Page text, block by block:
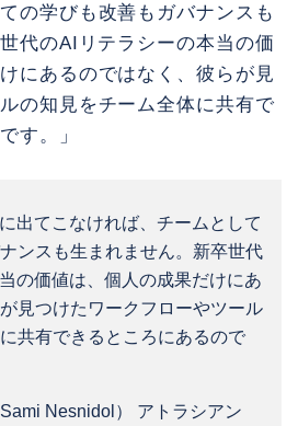
の学びも改善もガバナンスも
代のAIリテラシーの本当の価
にあるのではなく、彼らが見
の知見をチーム全体に共有で
す。」
出てこなければ、チームとして
ンスも生まれません。新卒世代
の価値は、個人の成果だけにあ
見つけたワークフローやツール
共有できるところにあるので
Nesnidol） アトラシアン